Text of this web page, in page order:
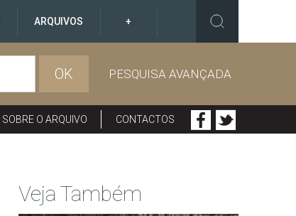
ARQUIVOS +
OK PESQUISA AVANÇADA
SOBRE O ARQUIVO CONTACTOS
Veja Também